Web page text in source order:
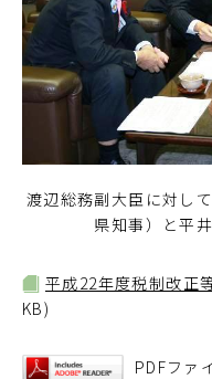
渡辺総務副大臣に対し
県知事）と平
平成22年度税制改正
KB)
PDFファ